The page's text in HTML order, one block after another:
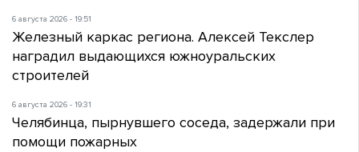
6 августа 2026 - 19:51
Железный каркас региона. Алексей Текслер
наградил выдающихся южноуральских
строителей
6 августа 2026 - 19:31
Челябинца, пырнувшего соседа, задержали при
помощи пожарных